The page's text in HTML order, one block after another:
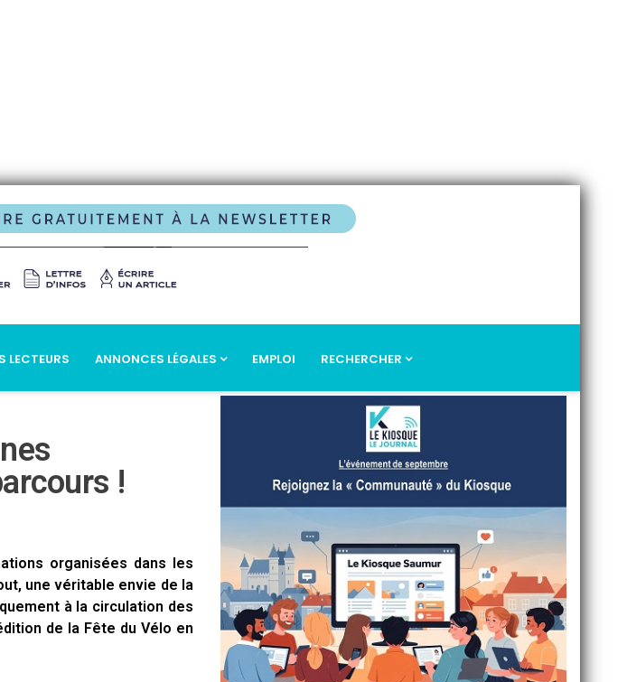
LECTEURS ANNONCES LÉGALES EMPLOI RECHERCHER
!
organisées dans les
une véritable envie de la
à la circulation des
de la Fête du Vélo en